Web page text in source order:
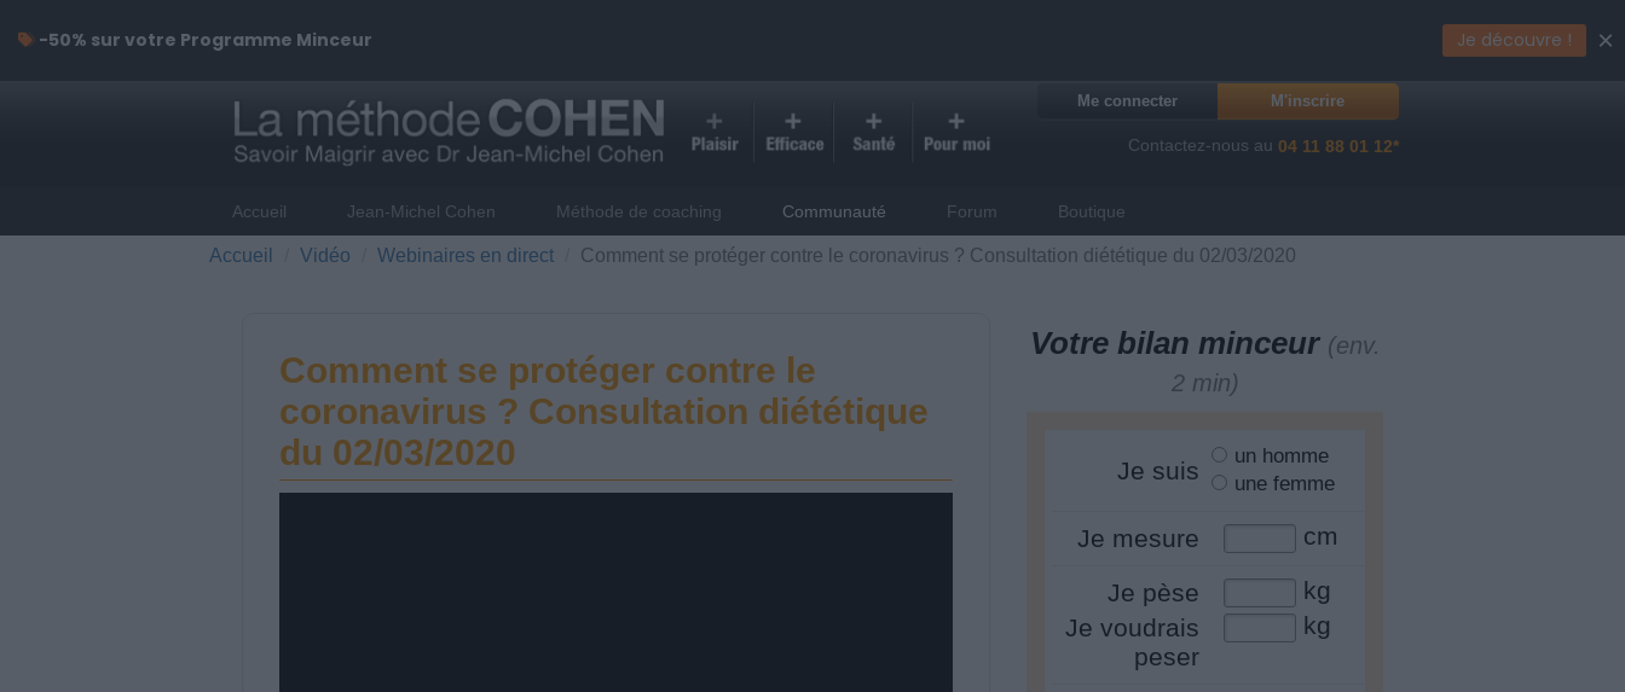
Me connecter M'inscrire
Contactez-nous au 04 11 88 01 12*
Accueil Jean-Michel Cohen Méthode de coaching Communauté Forum Boutique
Accueil Vidéo Webinaires en direct Comment se protéger contre le coronavirus ? Consultation diététique du 02/03/2020
Comment se protéger contre le
coronavirus ? Consultation diététique
du 02/03/2020
Votre bilan minceur (env.
2 min)
Je suis
un homme
une femme
Je mesure cm
Je pèse
kg
Je voudrais
peser
kg
-50% sur votre Programme Minceur Je découvre ! ×